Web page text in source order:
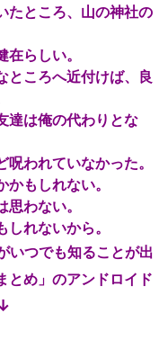
たところ、山の神社の
らしい。
ところへ近付けば、良
達は俺の代わりとな
われていなかった。
もしれない。
わない。
れないから。
いつでも知ることが出
とめ」のアンドロイド